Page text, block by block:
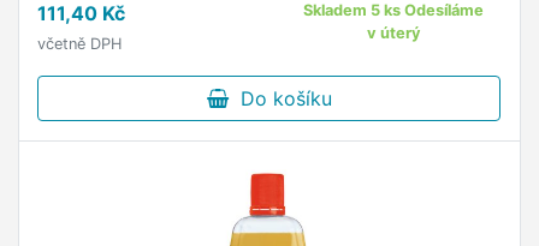
ml balení.Poskytuje voskovou ochranu …
111,40 Kč
včetně DPH
Skladem 5 ks Odesíláme
v úterý
Do košíku